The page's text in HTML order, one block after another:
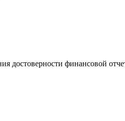
достоверности финансовой